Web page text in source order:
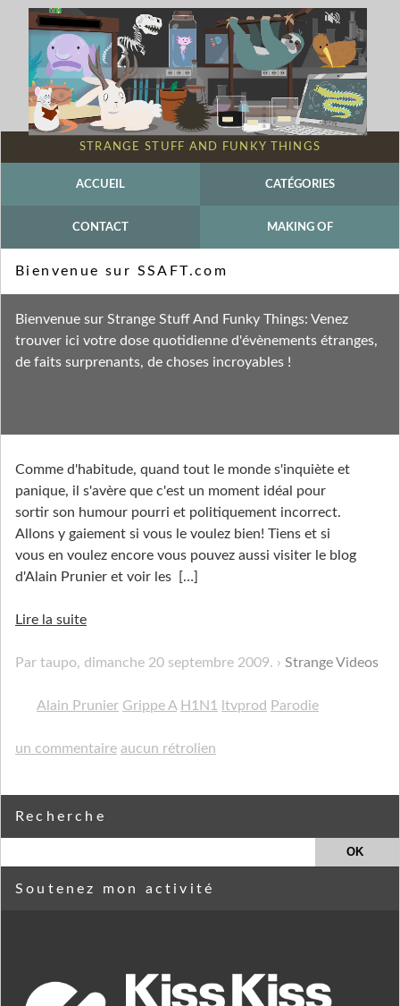
STRANGE STUFF AND FUNKY THINGS
ACCUEIL CATÉGORIES
CONTACT MAKING OF
Fil des commentaires
Comme d'habitude, quand tout le monde s'inquiète et
panique, il s'avère que c'est un moment idéal pour
sortir son humour pourri et politiquement incorrect.
Allons y gaiement si vous le voulez bien! Tiens et si
vous en voulez encore vous pouvez aussi visiter le blog
d'Alain Prunier et voir les
[…]
Lire la suite
Par taupo, dimanche 20 septembre 2009. Strange Videos
Alain Prunier Grippe A H1N1 ltvprod Parodie
un commentaire aucun rétrolien
Bienvenue sur SSAFT.com
Bienvenue sur Strange Stuff And Funky Things: Venez
trouver ici votre dose quotidienne d'évènements étranges,
de faits surprenants, de choses incroyables !
Recherche
Soutenez mon activité